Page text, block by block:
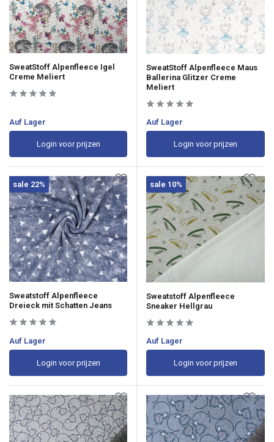
SweatStoff Alpenfleece Igel
Creme Meliert
Auf Lager
Login voor prijzen
SweatStoff Alpenfleece Maus
Ballerina Glitzer Creme
Meliert
Auf Lager
Login voor prijzen
sale 22%
Sweatstoff Alpenfleece
Dreieck mit Schatten Jeans
Auf Lager
Login voor prijzen
sale 10%
Sweatstoff Alpenfleece
Sneaker Hellgrau
Auf Lager
Login voor prijzen